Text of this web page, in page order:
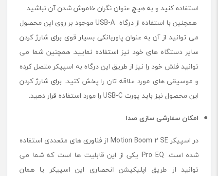
استفاده کنید و به هیچ عنوان نگران خاموش شدن آن نباشید.
همچنین با استفاده از درگاه USB-A موجود بر روی این محصول
می توانید از آن به عنوان پاوربانکی بسیار قوی برای شارژ کردن
سایر دستگاه های خود نیز استفاده نمایید. همچنین شما می
توانید فلش خود را نیز از طریق این درگاه به اسپیکر متصل کرده
و موسیقی های مورد علاقه تان را پخش کنید. برای شارژ کردن
این محصول نیز باید پورت USB-C را مورد استفاده قرار دهید.
امکان سفارشی سازی صدا
در اسپیکر Motion Boom 2 SE از فناوری های متعددی استفاده
شده است. Pro EQ یکی از این قابلیت ها است که شما می
توانید از طریق اپلیکیشن انحصاری این اسپیکر یا همان